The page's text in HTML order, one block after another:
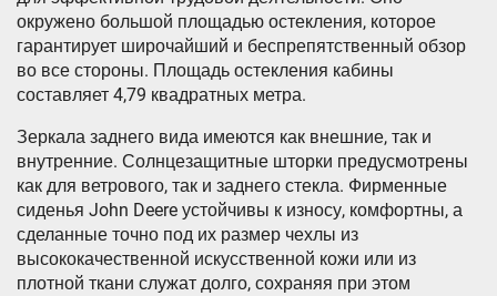
окружено большой площадью остекления, которое
гарантирует широчайший и беспрепятственный обзор
во все стороны. Площадь остекления кабины
составляет 4,79 квадратных метра.
Зеркала заднего вида имеются как внешние, так и
внутренние. Солнцезащитные шторки предусмотрены
как для ветрового, так и заднего стекла. Фирменные
сиденья John Deere устойчивы к износу, комфортны, а
сделанные точно под их размер чехлы из
высококачественной искусственной кожи или из
плотной ткани служат долго, сохраняя при этом